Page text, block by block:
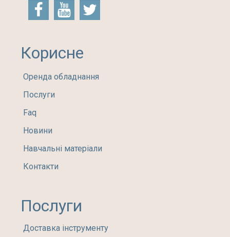
Корисне
Оренда обладнання
Послуги
Faq
Новини
Навчальні матеріали
Контакти
Послуги
Доставка інструменту